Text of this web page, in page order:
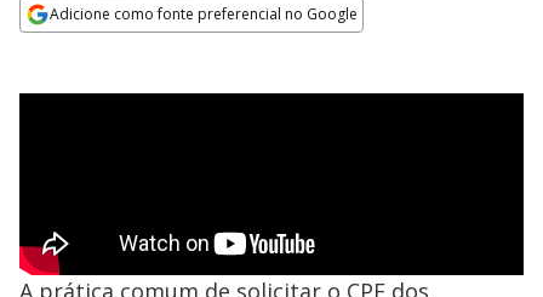
Adicione como fonte preferencial no Google
A prática comum de solicitar o CPF dos